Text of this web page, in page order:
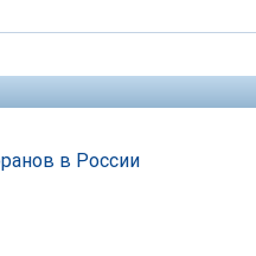
в России